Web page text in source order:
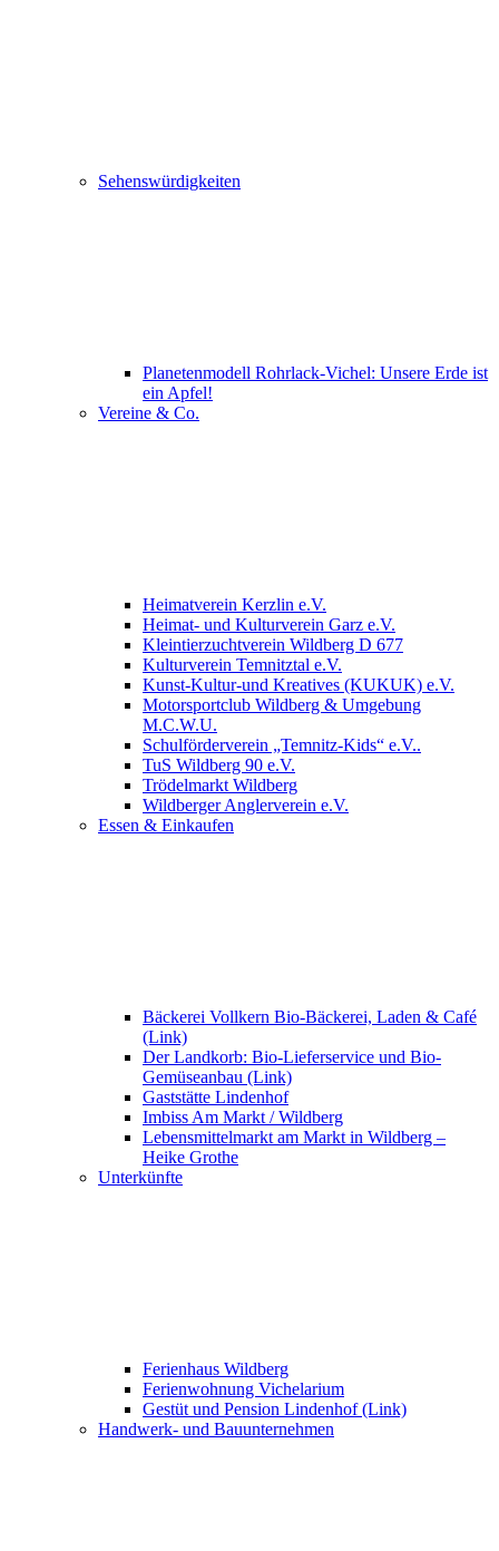
Sehenswürdigkeiten
Planetenmodell Rohrlack-Vichel: Unsere Erde ist
ein Apfel!
Vereine & Co.
Heimatverein Kerzlin e.V.
Heimat- und Kulturverein Garz e.V.
Kleintierzuchtverein Wildberg D 677
Kulturverein Temnitztal e.V.
Kunst-Kultur-und Kreatives (KUKUK) e.V.
Motorsportclub Wildberg & Umgebung
M.C.W.U.
Schulförderverein „Temnitz-Kids“ e.V..
TuS Wildberg 90 e.V.
Trödelmarkt Wildberg
Wildberger Anglerverein e.V.
Essen & Einkaufen
Bäckerei Vollkern Bio-Bäckerei, Laden & Café
(Link)
Der Landkorb: Bio-Lieferservice und Bio-
Gemüseanbau (Link)
Gaststätte Lindenhof
Imbiss Am Markt / Wildberg
Lebensmittelmarkt am Markt in Wildberg –
Heike Grothe
Unterkünfte
Ferienhaus Wildberg
Ferienwohnung Vichelarium
Gestüt und Pension Lindenhof (Link)
Handwerk- und Bauunternehmen